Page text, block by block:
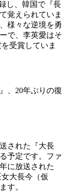
し、韓国で『長
覚えられていま
様々な逆境を勇
で、李英愛はそ
受賞していま
された『大長
予定です。ファ
に放送された
大長今（仮
す。